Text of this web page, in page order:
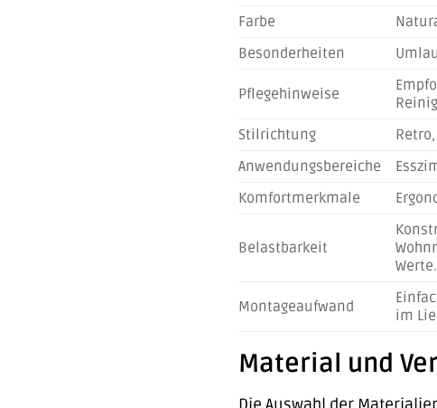
Farbe
Besonderheiten
Pflegehinweise
Stilrichtung
Anwendungsbereiche
Komfortmerkmale
Belastbarkeit
Montageaufwand
im
Material und